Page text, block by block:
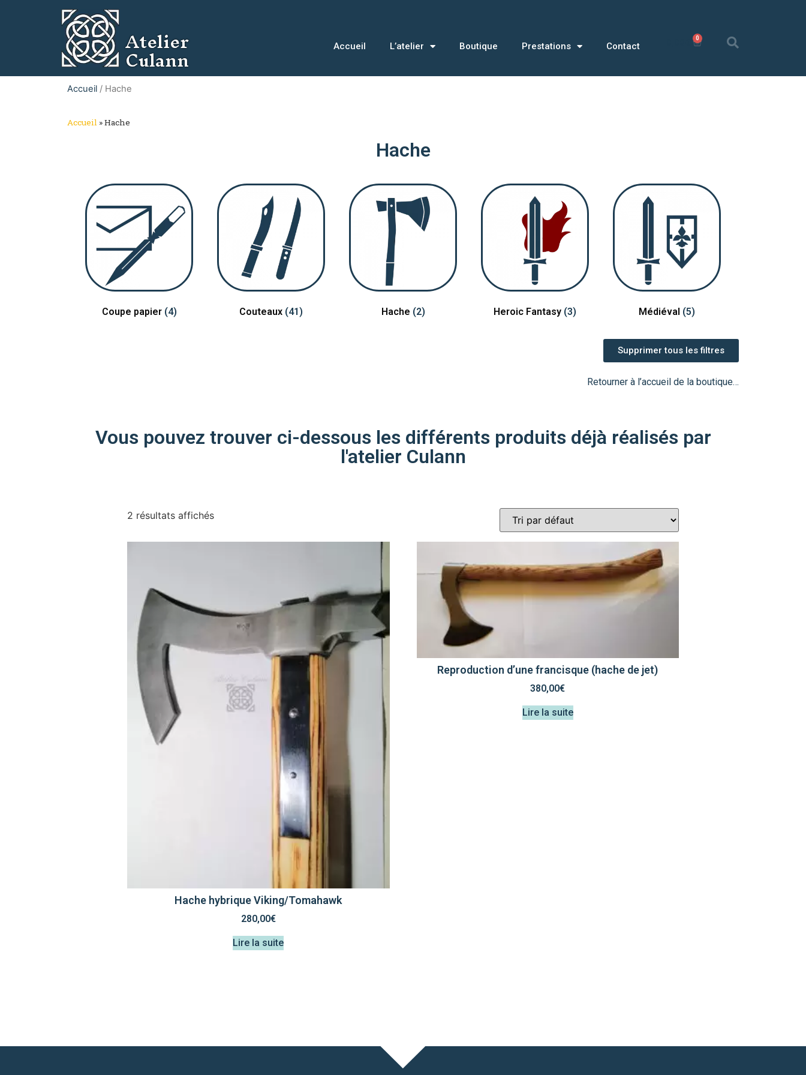
Atelier
Culann Accueil L’atelier Boutique Prestations Contact
0
Accueil / Hache
Accueil »Hache
Hache
Coupe papier (4) Couteaux (41) Hache (2) Heroic Fantasy (3) Médiéval (5)
Supprimer tous les filtres
Retourner à l’accueil de la boutique…
Vous pouvez trouver ci-dessous les différents produits déjà réalisés par
l'atelier Culann
2 résultats affichés
Hache hybrique Viking/Tomahawk
280,00€
Lire la suite
Reproduction d’une francisque (hache de jet)
380,00€
Lire la suite